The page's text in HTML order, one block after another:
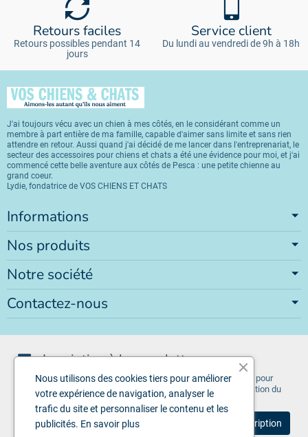
Retours faciles
Retours possibles pendant 14
jours
Service client
Du lundi au vendredi de 9h à 18h
J'ai toujours vécu avec un chien à mes côtés, en le considérant comme un
membre à part entière de ma famille, capable d'aimer sans limite et sans rien
attendre en retour. Aussi quand j'ai décidé de me lancer dans l'entreprenariat, le
secteur des accessoires pour chiens et chats a été une évidence pour moi, et j'ai
commencé cette belle aventure aux côtés de Pesca : une petite chienne au
grand coeur.
Lydie, fondatrice de VOS CHIENS ET CHATS
Informations
Nos produits
Notre société
Contactez-nous
Inscription à la newsletter
Vous pouvez vous désinscrire à tout moment. Vous trouverez pour
cela nos informations de contact dans les conditions d'utilisation du
Nous utilisons des cookies tiers pour améliorer
votre expérience de navigation, analyser le
trafic du site et personnaliser le contenu et les
publicités. En savoir plus